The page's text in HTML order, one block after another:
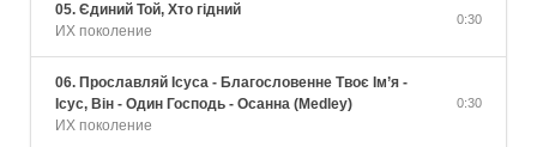
05. Єдиний Той, Хто гідний
ИХ поколение
0:30
06. Прославляй Ісуса - Благословенне Твоє Ім’я -
Ісус, Він - Один Господь - Осанна (Medley)
ИХ поколение
0:30